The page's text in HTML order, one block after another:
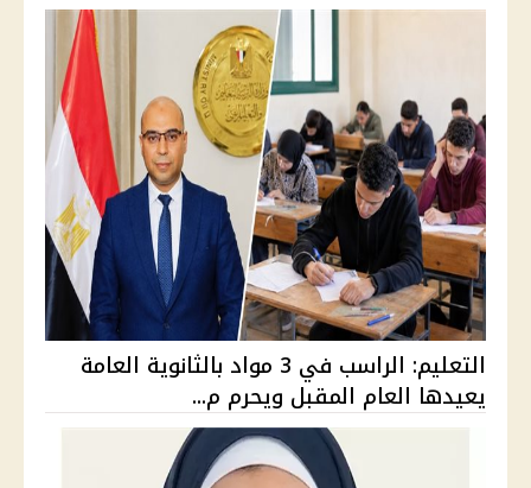
التعليم: الراسب في 3 مواد بالثانوية العامة
يعيدها العام المقبل ويحرم م...